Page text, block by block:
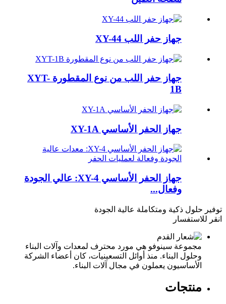
جهاز حفر اللب XY-44
جهاز حفر اللب من نوع المقطورة XYT-
1B
جهاز الحفر الأساسي XY-1A
جهاز الحفر الأساسي XY-4: عالي الجودة
وفعال...
توفير حلول ذكية ومتكاملة عالية الجودة
انقر للاستفسار
مجموعة سينوفو هي مورد محترف لمعدات وآلات البناء
وحلول البناء. منذ أوائل التسعينيات، كان أعضاء الشركة
الأساسيون يعملون في مجال آلات البناء.
منتجات